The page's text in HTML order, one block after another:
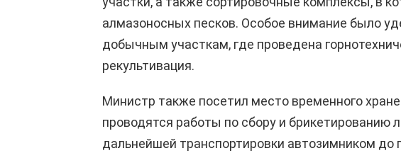
алмазоносных песков. Особое внимание было
добычным участкам, где проведена
рекультивация.
Министр также посетил место временного
проводятся работы по сбору и брикетированию
дальнейшей транспортировки автозимником до